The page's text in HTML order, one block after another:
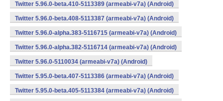
Twitter 5.96.0-beta.410-5113389 (armeabi-v7a) (Android)
Twitter 5.96.0-beta.408-5113387 (armeabi-v7a) (Android)
Twitter 5.96.0-alpha.383-5116715 (armeabi-v7a) (Android)
Twitter 5.96.0-alpha.382-5116714 (armeabi-v7a) (Android)
Twitter 5.96.0-5110034 (armeabi-v7a) (Android)
Twitter 5.95.0-beta.407-5113386 (armeabi-v7a) (Android)
Twitter 5.95.0-beta.405-5113384 (armeabi-v7a) (Android)